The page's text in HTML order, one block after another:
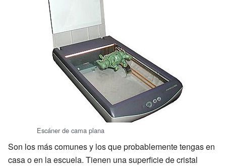
Escáner de cama plana
Son los más comunes y los que probablemente tengas en
casa o en la escuela. Tienen una superficie de cristal